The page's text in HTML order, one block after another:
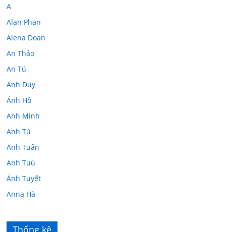
A
Alan Phan
Alena Doan
An Thảo
An Tú
Anh Duy
Ánh Hồ
Anh Minh
Anh Tú
Anh Tuấn
Anh Tuù
Ánh Tuyết
Anna Hà
Âu Tú Vân
Thống kê